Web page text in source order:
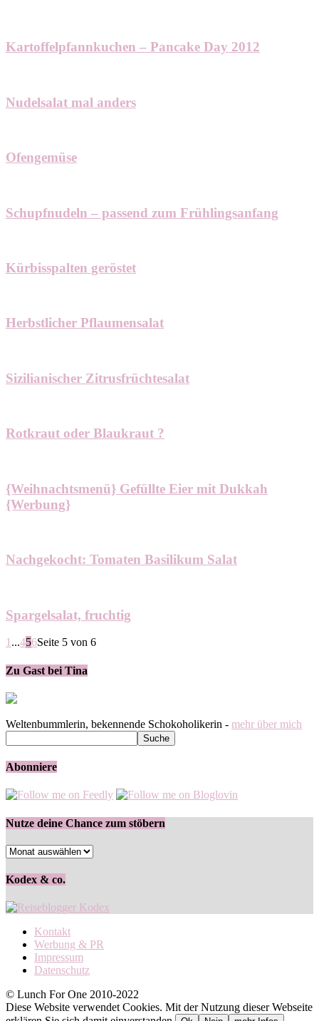
Kartoffelpfannkuchen – Pancake Day 2012
Nudelsalat mal anders
Ofengemüse
Schupfnudeln – passend zum Frühlingsanfang
Kürbisspalten geröstet
Herbstlicher Pflaumensalat
Sizilianischer Zitrusfrüchtesalat
Rotkraut oder Blaukraut ?
{Weihnachtsmenü} Gefüllte Eier mit Dukkah
{Werbung}
Nachgekocht: Tomaten Basilikum Salat
Spargelsalat, fruchtig
1 ...456Seite 5 von 6
Zu Gast bei Tina
Weltenbummlerin, bekennende Schokoholikerin - mehr über mich
Abonniere
Nutze deine Chance zum stöbern
Nutze
Chance
zum
stöbern
Kodex & co.
Kontakt
Werbung & PR
Impressum
Datenschutz
© Lunch For One 2010-2022
Diese Website verwendet Cookies. Mit der Nutzung dieser Webseite